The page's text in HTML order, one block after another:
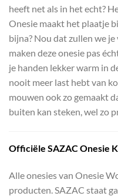
heeft net als in het echt?
Onesie maakt het plaatje
bijna? Nou dat zullen we
maken deze onesie pas
je handen lekker warm in
nooit meer last hebt van
mouwen ook zo gemaakt
buiten kan steken, wel zo
Officiële SAZAC Onesie
Alle onesies van Onesie
producten. SAZAC staat